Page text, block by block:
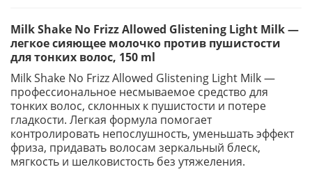
Milk Shake No Frizz Allowed Glistening Light Milk —
легкое сияющее молочко против пушистости
для тонких волос, 150 ml
Milk Shake No Frizz Allowed Glistening Light Milk —
профессиональное несмываемое средство для
тонких волос, склонных к пушистости и потере
гладкости. Легкая формула помогает
контролировать непослушность, уменьшать эффект
фриза, придавать волосам зеркальный блеск,
мягкость и шелковистость без утяжеления.